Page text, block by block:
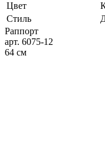
Цвет
Стиль
Раппорт
арт. 6075-12
64 см